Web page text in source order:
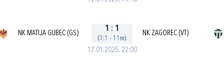
17.01.2025. 22:00
NK MATIJA GUBEC (GS)
1 : 1
(3:1 - 11m)
NK ZAGOREC (VT)